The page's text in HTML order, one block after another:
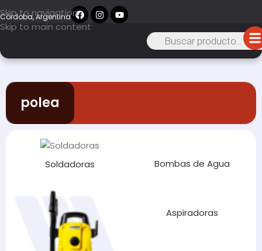
Skip to navigation
Skip to main content
Córdoba, Argentina
polea
Soldadoras Bombas de Agua
Aspiradoras